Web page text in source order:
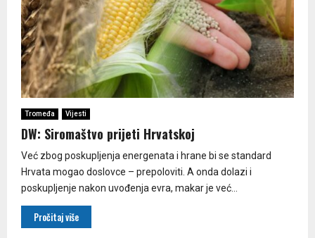
Tromeđa Vijesti
DW: Siromaštvo prijeti Hrvatskoj
Već zbog poskupljenja energenata i hrane bi se standard
Hrvata mogao doslovce – prepoloviti. A onda dolazi i
poskupljenje nakon uvođenja evra, makar je već...
Pročitaj više